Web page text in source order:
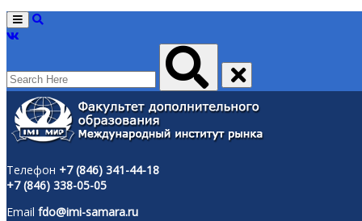
Menu
Телефон +7 (846) 341-44-18
+7 (846) 338-05-05
Email fdo@imi-samara.ru